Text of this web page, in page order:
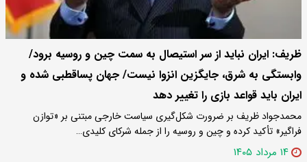
ظریف: ایران نباید از سر استیصال به سمت چین و روسیه برود/
وابستگی به شرق، جایگزین انزوا نیست/ جهان پساقطبی شده و
ایران باید قواعد بازی را تغییر دهد
محمدجواد ظریف بر ضرورت شکل‌گیری سیاست خارجی مبتنی بر «توازن
فراگیر» تأکید کرده و چین و روسیه را از جمله شرکای کلیدی…
۱۴ مرداد ۱۴۰۵